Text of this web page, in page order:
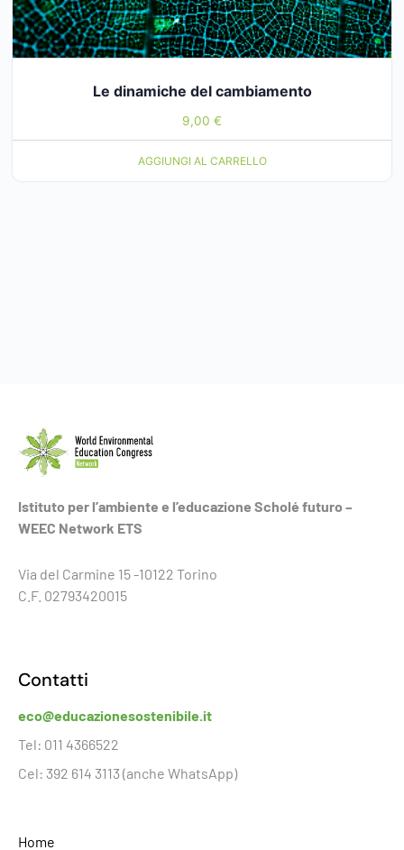
Le dinamiche del cambiamento
9,00 €
AGGIUNGI AL CARRELLO
Istituto per l’ambiente e l’educazione Scholé futuro –
WEEC Network ETS
Via del Carmine 15 -10122 Torino
C.F. 02793420015
Contatti
eco@educazionesostenibile.it
Tel: 011 4366522
Cel: 392 614 3113 (anche WhatsApp)
Home